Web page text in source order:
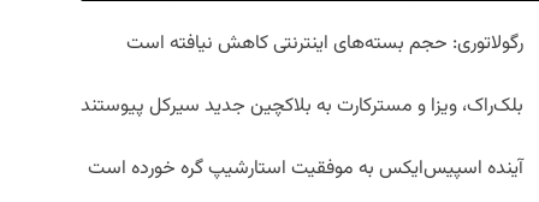
رگولاتوری: حجم بسته‌های اینترنتی کاهش نیافته است
بلک‌راک، ویزا و مسترکارت به بلاکچین جدید سیرکل پیوستند
آینده اسپیس‌ایکس به موفقیت استارشیپ گره خورده است